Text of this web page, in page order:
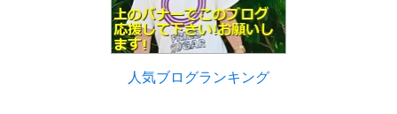
人気ブログランキング